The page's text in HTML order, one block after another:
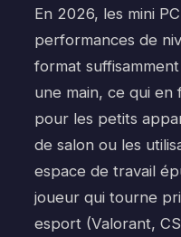
En 2026, les mini
performances de
format
une main, ce qui en
pour les petits
de salon ou les
espace de travail
joueur qui tourne
esport (Valorant,